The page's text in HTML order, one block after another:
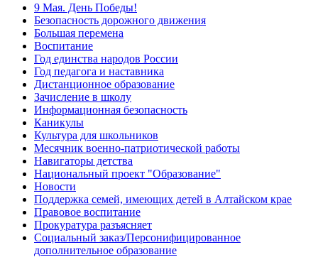
9 Мая. День Победы!
Безопасность дорожного движения
Большая перемена
Воспитание
Год единства народов России
Год педагога и наставника
Дистанционное образование
Зачисление в школу
Информационная безопасность
Каникулы
Культура для школьников
Месячник военно-патриотической работы
Навигаторы детства
Национальный проект "Образование"
Новости
Поддержка семей, имеющих детей в Алтайском крае
Правовое воспитание
Прокуратура разъясняет
Социальный заказ/Персонифицированное
дополнительное образование